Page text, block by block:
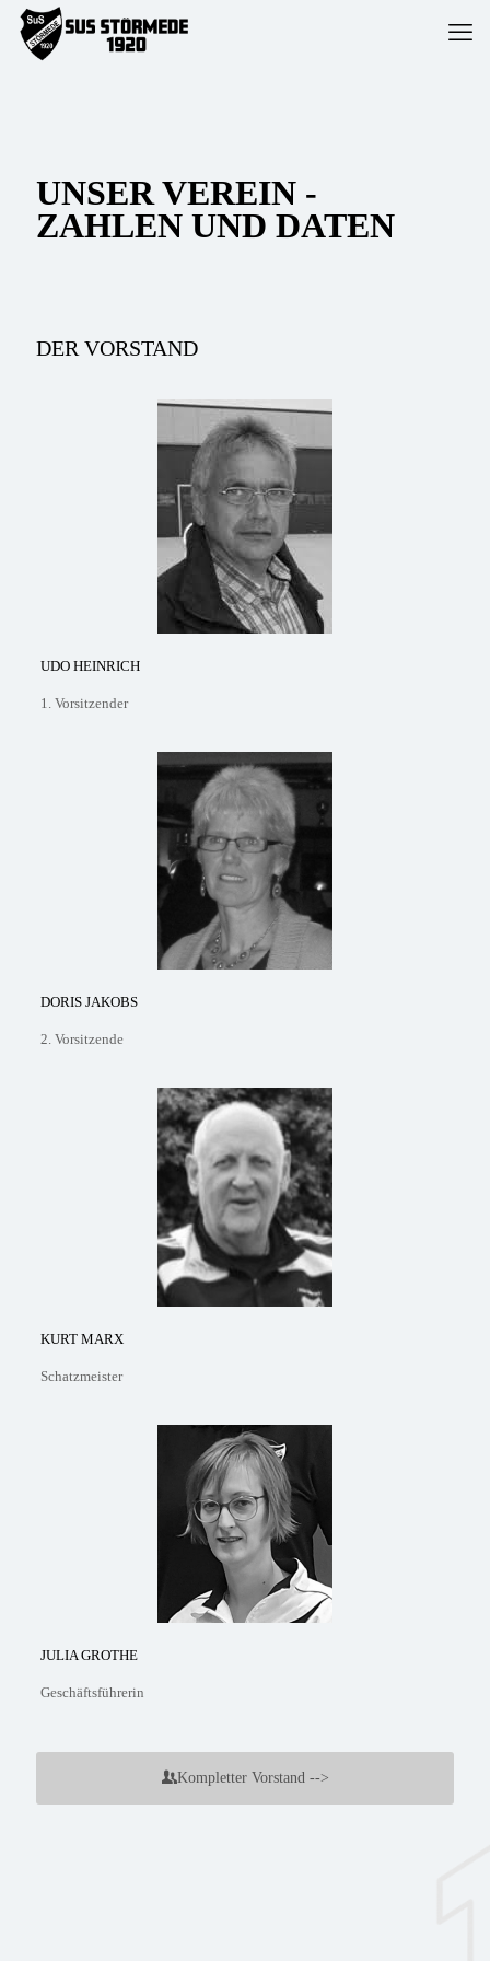
UNSER VEREIN -
ZAHLEN UND DATEN
DER VORSTAND
UDO HEINRICH
1. Vorsitzender
DORIS JAKOBS
2. Vorsitzende
KURT MARX
Schatzmeister
JULIA GROTHE
Geschäftsführerin
Kompletter Vorstand -->